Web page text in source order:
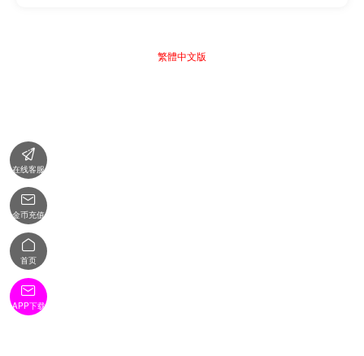
繁體中文版

在线客服

金币充值

首页

APP下载